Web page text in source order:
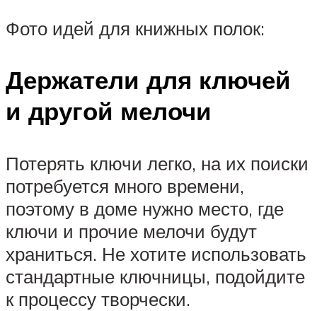
Фото идей для книжных полок:
Держатели для ключей
и другой мелочи
Потерять ключи легко, на их поиски
потребуется много времени,
поэтому в доме нужно место, где
ключи и прочие мелочи будут
храниться. Не хотите использовать
стандартные ключницы, подойдите
к процессу творчески.